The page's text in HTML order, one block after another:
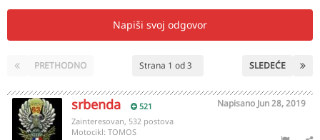
Napiši svoj odgovor
PRETHODNO SLEDEĆE
Strana 1 od 3
srbenda 521 Napisano Jun 28, 2019
Zainteresovan, 532 postova
Motocikl: TOMOS